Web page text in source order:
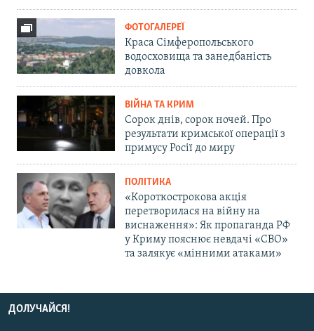
ФОТОГАЛЕРЕЇ
Краса Сімферопольського
водосховища та занедбаність
довкола
ВІЙНА ТА КРИМ
Сорок днів, сорок ночей. Про
результати кримської операції з
примусу Росії до миру
ПОЛІТИКА
«Короткострокова акція
перетворилася на війну на
виснаження»: Як пропаганда РФ
у Криму пояснює невдачі «СВО»
та залякує «мінними атаками»
ДОЛУЧАЙСЯ!